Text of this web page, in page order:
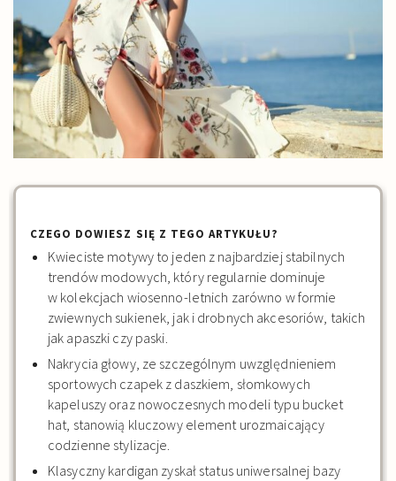
CZEGO DOWIESZ SIĘ Z TEGO ARTYKUŁU?
Kwieciste motywy to jeden z najbardziej stabilnych
trendów modowych, który regularnie dominuje
w kolekcjach wiosenno-letnich zarówno w formie
zwiewnych sukienek, jak i drobnych akcesoriów, takich
jak apaszki czy paski.
Nakrycia głowy, ze szczególnym uwzględnieniem
sportowych czapek z daszkiem, słomkowych
kapeluszy oraz nowoczesnych modeli typu bucket
hat, stanowią kluczowy element urozmaicający
codzienne stylizacje.
Klasyczny kardigan zyskał status uniwersalnej bazy